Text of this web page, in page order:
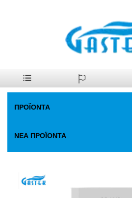
θερμοκρασία. Θερμοσίφωνας
ΠΡΟΪΌΝΤΑ
ΝΈΑ ΠΡΟΪΌΝΤΑ